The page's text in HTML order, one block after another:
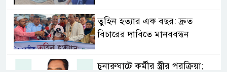
তুহিন হত্যার এক বছর: দ্রুত
বিচারের দাবিতে মানববন্ধন
চুনারুঘাটে কর্মীর স্ত্রীর পরক্রিয়া;